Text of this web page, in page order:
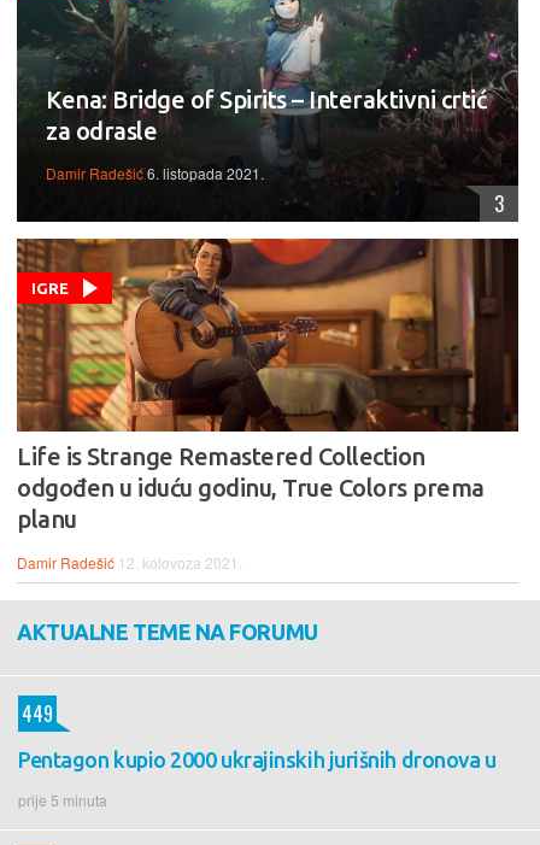
Kena: Bridge of Spirits – Interaktivni crtić
za odrasle
Damir Radešić6. listopada 2021.
3
IGRE
Life is Strange Remastered Collection
odgođen u iduću godinu, True Colors prema
planu
Damir Radešić 12. kolovoza 2021.
AKTUALNE TEME NA FORUMU
Pentagon kupio 2000 ukrajinskih jurišnih dronova u
prije 5 minuta
449